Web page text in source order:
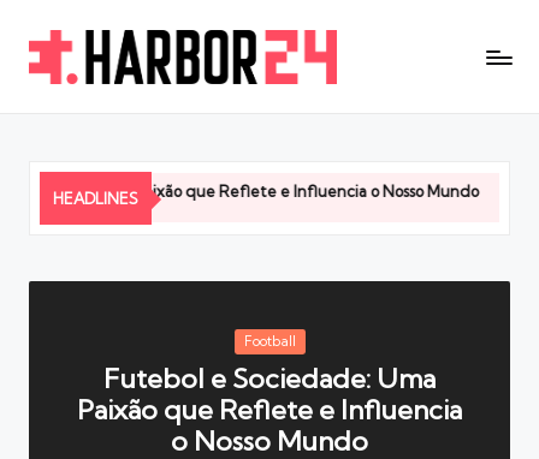
HEADLINES
Uma Paixão que Reflete e Influencia o Nosso Mundo
Posted
Football
Futebol e Sociedade: Uma
Paixão que Reflete e Influencia
o Nosso Mundo